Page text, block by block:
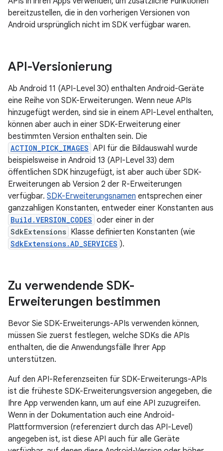
bereitzustellen, die in den vorherigen Versionen von
Android ursprünglich nicht im SDK verfügbar waren.
API-Versionierung
Ab Android 11 (API-Level 30) enthalten Android-Geräte
eine Reihe von SDK-Erweiterungen. Wenn neue APIs
hinzugefügt werden, sind sie in einem API-Level enthalten,
können aber auch in einer SDK-Erweiterung einer
bestimmten Version enthalten sein. Die
ACTION_PICK_IMAGES API für die Bildauswahl wurde
beispielsweise in Android 13 (API-Level 33) dem
öffentlichen SDK hinzugefügt, ist aber auch über SDK-
Erweiterungen ab Version 2 der R-Erweiterungen
verfügbar. SDK-Erweiterungsnamen entsprechen einer
ganzzahligen Konstanten, entweder einer Konstanten aus
Build.VERSION_CODES oder einer in der
SdkExtensions Klasse definierten Konstanten (wie
SdkExtensions.AD_SERVICES ).
Zu verwendende SDK-
Erweiterungen bestimmen
Bevor Sie SDK-Erweiterungs-APIs verwenden können,
müssen Sie zuerst festlegen, welche SDKs die APIs
enthalten, die die Anwendungsfälle Ihrer App
unterstützen.
Auf den API-Referenzseiten für SDK-Erweiterungs-APIs
ist die früheste SDK-Erweiterungsversion angegeben, die
Ihre App verwenden kann, um auf eine API zuzugreifen.
Wenn in der Dokumentation auch eine Android-
Plattformversion (referenziert durch das API-Level)
angegeben ist, ist diese API auch für alle Geräte